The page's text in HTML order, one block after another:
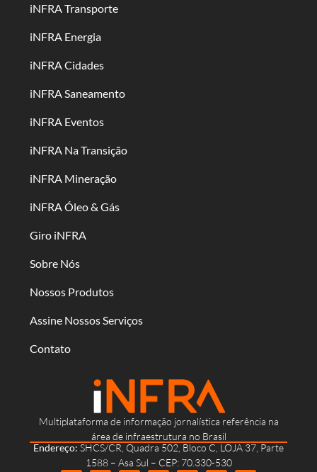
Multiplataforma de informação jornalística referência na
área de infraestrutura no Brasil
Endereço: SHCS/CR, Quadra 502, Bloco C, LOJA 37, Parte
1588 – Asa Sul – CEP: 70.330-530
iNFRA Transporte
iNFRA Energia
iNFRA Cidades
iNFRA Saneamento
iNFRA Eventos
iNFRA Na Transição
iNFRA Mineração
iNFRA Óleo & Gás
Giro iNFRA
Sobre Nós
Nossos Produtos
Assine Nossos Serviços
Contato